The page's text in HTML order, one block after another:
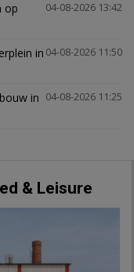
04-08-2026 13:42
op
04-08-2026 11:50
in
04-08-2026 11:25
in
& Leisure